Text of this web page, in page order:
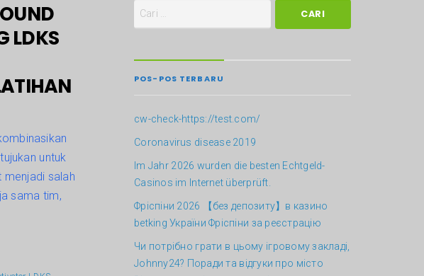
LDKS
untuk
menjadi salah
sama tim,
POS-POS TERBARU
cw-check-https://test.com/
Coronavirus disease 2019
Im Jahr 2026 wurden die besten Echtgeld-
Casinos im Internet überprüft.
Фріспіни 2026 【без депозиту】в казино
betking України ️Фріспіни за реєстрацію
Чи потрібно грати в цьому ігровому закладі,
Johnny24? Поради та відгуки про місто